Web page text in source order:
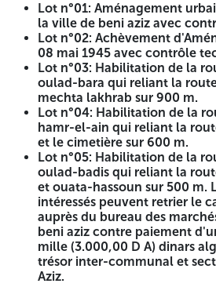
humains (Liste des moyens en
(photocopie pour l'encadrement(la
individuelle et collective des
professionnelles(copie des
exécution dûment justifiées
prestations de même nature à
2023-2024 somme plus. L'offre
comprendre les pièces suivantes :
souscrire remplie signée, cachetée
lot. 2- Cahier des charges
cachetée et daté, Portant à la
manuscrite (lu et accepté). 3-
seulement le modèle rempli signée
chaque lot. 4- Planning temporel
compatible au délai proposé,
chaque lot. L'offre financière : doit
suivantes : 1- Lettre de so
cachetée et daté pour chaque lot.
unitaires rempli signée, cachetée et
Lot n°01: Aménagement
la ville de beni aziz avec
Lot n°02: Achèvement
08 mai 1945 avec contrôle
Lot n°03: Habilitation de la
oulad-bara qui reliant la
mechta lakhrab sur 900 m.
Lot n°04: Habilitation de la
hamr-el-ain qui reliant la
et le cimetière sur 600 m.
Lot n°05: Habilitation de la
oulad-badis qui reliant la
et ouata-hassoun sur 500 m.
intéressés peuvent retrier le
auprès du bureau des
beni aziz contre paiement
mille (3.000,00 D A) dinars
trésor inter-communal et
Aziz.